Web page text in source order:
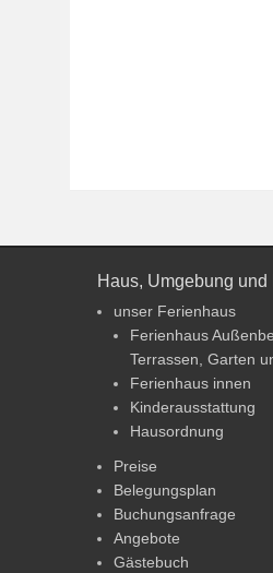
Haus, Umgebung und
unser Ferienhaus
Ferienhaus
Terrassen, Garten
Ferienhaus innen
Kinderausstattung
Hausordnung
Preise
Belegungsplan
Buchungsanfrage
Angebote
Gästebuch